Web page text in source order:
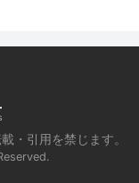
・引用を禁じます。